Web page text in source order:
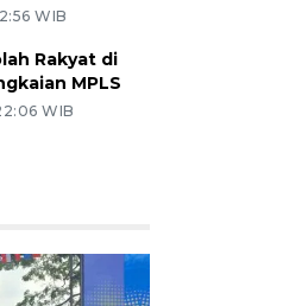
WIB
Rakyat di
MPLS
WIB